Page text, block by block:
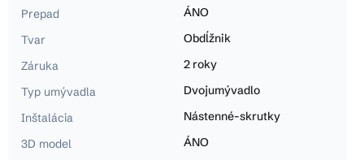
Prepad
ÁNO
Tvar
Obdĺžnik
Záruka
2 roky
Typ umývadla
Dvojumývadlo
Inštalácia
Nástenné-skrutky
3D model
ÁNO